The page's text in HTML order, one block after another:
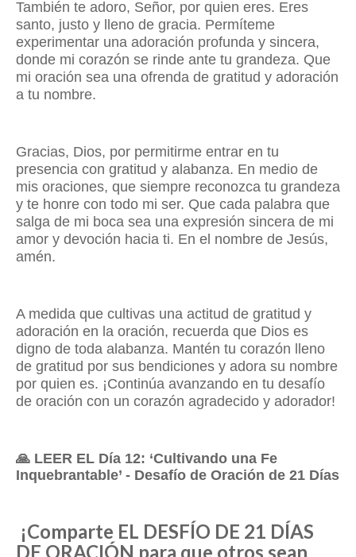
También te adoro, Señor, por quien eres. Eres
santo, justo y lleno de gracia. Permíteme
experimentar una adoración profunda y sincera,
donde mi corazón se rinde ante tu grandeza. Que
mi oración sea una ofrenda de gratitud y adoración
a tu nombre.
Gracias, Dios, por permitirme entrar en tu
presencia con gratitud y alabanza. En medio de
mis oraciones, que siempre reconozca tu grandeza
y te honre con todo mi ser. Que cada palabra que
salga de mi boca sea una expresión sincera de mi
amor y devoción hacia ti. En el nombre de Jesús,
amén.
A medida que cultivas una actitud de gratitud y
adoración en la oración, recuerda que Dios es
digno de toda alabanza. Mantén tu corazón lleno
de gratitud por sus bendiciones y adora su nombre
por quien es. ¡Continúa avanzando en tu desafío
de oración con un corazón agradecido y adorador!
🙏 LEER EL Día 12: ‘Cultivando una Fe
Inquebrantable’ - Desafío de Oración de 21 Días
¡Comparte EL DESFÍO DE 21 DÍAS
DE ORACIÓN para que otros sean